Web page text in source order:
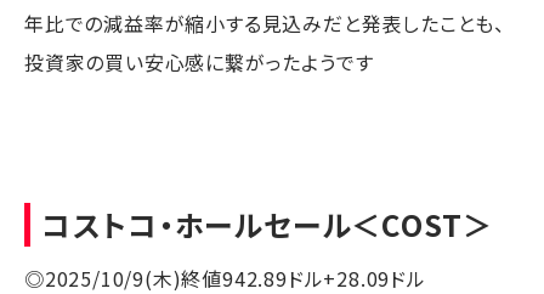
年比での減益率が縮小する見込みだと発表したことも、
投資家の買い安心感に繋がったようです
コストコ・ホールセール＜COST＞
◎2025/10/9(木)終値942.89ドル+28.09ドル